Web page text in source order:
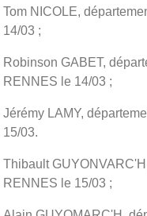
Tom NICOLE,
14/03 ;
Robinson GABET,
RENNES le 14/03 ;
Jérémy LAMY,
15/03.
Thibault
RENNES le 15/03 ;